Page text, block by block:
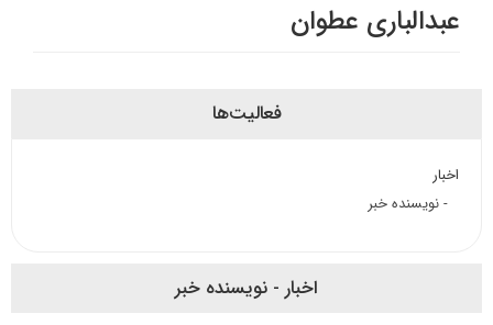
عبدالباری عطوان
فعالیت‌ها
اخبار
- نویسنده خبر
اخبار - نویسنده خبر